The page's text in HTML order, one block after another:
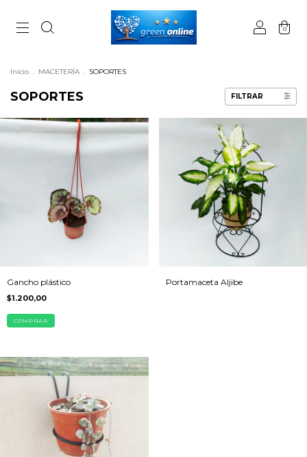
0
Inicio . MACETERÍA . SOPORTES
SOPORTES FILTRAR
Gancho plástico
$1.200,00
Portamaceta Aljibe